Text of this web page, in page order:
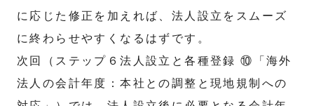
に応じた修正を加えれば、法人設立をスムーズ
に終わらせやすくなるはずです。
次回（ステップ６法人設立と各種登録 ⑩「海外
法人の会計年度：本社との調整と現地規制への